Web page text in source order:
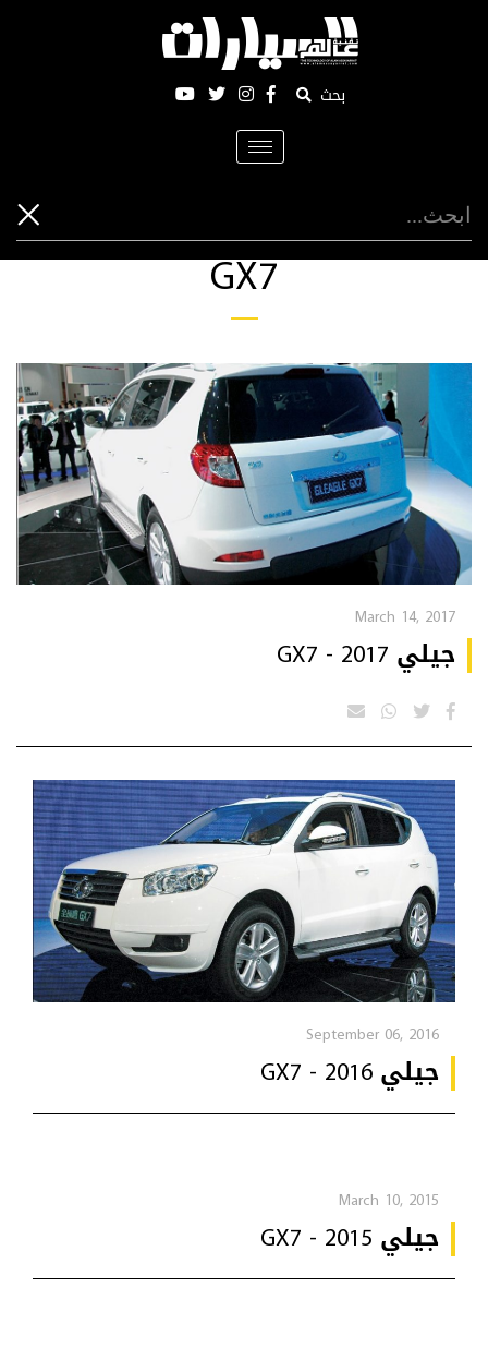
بحث
Toggle
navigation
GX7
March 14, 2017
جيلي GX7 - 2017
September 06, 2016
جيلي GX7 - 2016
March 10, 2015
جيلي GX7 - 2015